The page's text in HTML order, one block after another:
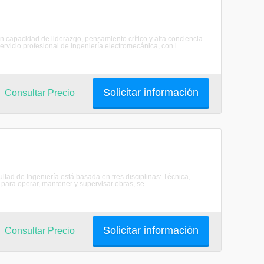
de liderazgo, pensamiento crítico y alta conciencia
profesional de ingeniería electromecánica, con l ...
Solicitar información
Consultar Precio
de Ingeniería está basada en tres disciplinas: Técnica,
operar, mantener y supervisar obras, se ...
Solicitar información
Consultar Precio